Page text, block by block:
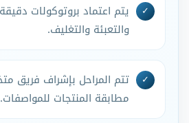
يتم اعتماد بروتوكولات
والتعبئة والتغليف.
تتم المراحل بإشراف فريق
مطابقة المنتجات للمواصفات.